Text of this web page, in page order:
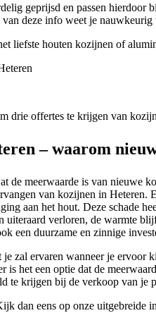
geprijsd en passen
deze info weet je
liefste houten kozijnen of
drie offertes te krijgen van
– waarom
de meerwaarde is van
van kozijnen in
aan het hout. Deze schade
uiteraard verloren, de warmte
een duurzame en zinnige
zal ervaren wanneer je
is het een optie dat de
te krijgen bij de verkoop van
dan eens op onze uitgebreide